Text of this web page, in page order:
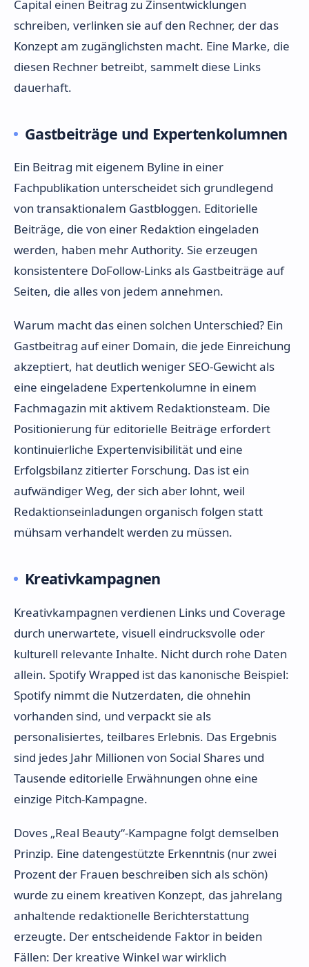
Capital einen Beitrag zu Zinsentwicklungen
schreiben, verlinken sie auf den Rechner, der das
Konzept am zugänglichsten macht. Eine Marke, die
diesen Rechner betreibt, sammelt diese Links
dauerhaft.
Gastbeiträge und Expertenkolumnen
Ein Beitrag mit eigenem Byline in einer
Fachpublikation unterscheidet sich grundlegend
von transaktionalem Gastbloggen. Editorielle
Beiträge, die von einer Redaktion eingeladen
werden, haben mehr Authority. Sie erzeugen
konsistentere DoFollow-Links als Gastbeiträge auf
Seiten, die alles von jedem annehmen.
Warum macht das einen solchen Unterschied? Ein
Gastbeitrag auf einer Domain, die jede Einreichung
akzeptiert, hat deutlich weniger SEO-Gewicht als
eine eingeladene Expertenkolumne in einem
Fachmagazin mit aktivem Redaktionsteam. Die
Positionierung für editorielle Beiträge erfordert
kontinuierliche Expertenvisibilität und eine
Erfolgsbilanz zitierter Forschung. Das ist ein
aufwändiger Weg, der sich aber lohnt, weil
Redaktionseinladungen organisch folgen statt
mühsam verhandelt werden zu müssen.
Kreativkampagnen
Kreativkampagnen verdienen Links und Coverage
durch unerwartete, visuell eindrucksvolle oder
kulturell relevante Inhalte. Nicht durch rohe Daten
allein. Spotify Wrapped ist das kanonische Beispiel:
Spotify nimmt die Nutzerdaten, die ohnehin
vorhanden sind, und verpackt sie als
personalisiertes, teilbares Erlebnis. Das Ergebnis
sind jedes Jahr Millionen von Social Shares und
Tausende editorielle Erwähnungen ohne eine
einzige Pitch-Kampagne.
Doves „Real Beauty“-Kampagne folgt demselben
Prinzip. Eine datengestützte Erkenntnis (nur zwei
Prozent der Frauen beschreiben sich als schön)
wurde zu einem kreativen Konzept, das jahrelang
anhaltende redaktionelle Berichterstattung
erzeugte. Der entscheidende Faktor in beiden
Fällen: Der kreative Winkel war wirklich